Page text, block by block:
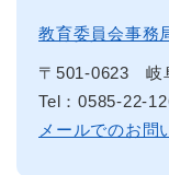
教育委員会事務
〒501-0623
岐
Tel：0585-22-
メールでのお問